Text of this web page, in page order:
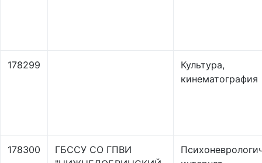
178299
Культура,
кинематография
178300
ГБССУ СО ГПВИ